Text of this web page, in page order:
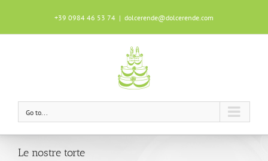
Questo sito utilizza i cookie per garantire
un'ottima esperienza durante la tua
Scopri di più
+39 0984 46 53 74 | dolcerende@dolcerende.com
Go to...
Le nostre torte